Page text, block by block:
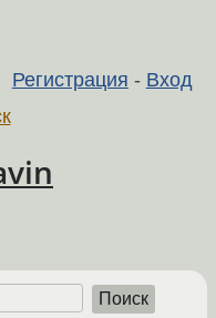
Регистрация - Вход
Поиск